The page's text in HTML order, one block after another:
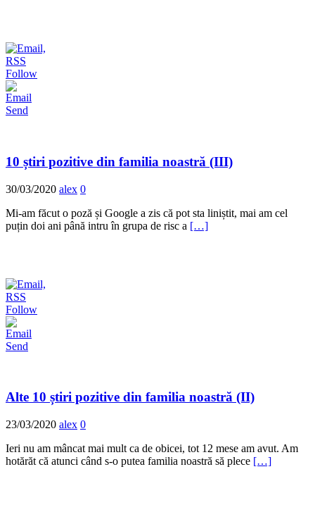
Follow
Send
10 știri pozitive din familia noastră (III)
30/03/2020 alex 0
Mi-am făcut o poză și Google a zis că pot sta liniștit, mai am cel
puțin doi ani până intru în grupa de risc a […]
Follow
Send
Alte 10 știri pozitive din familia noastră (II)
23/03/2020 alex 0
Ieri nu am mâncat mai mult ca de obicei, tot 12 mese am avut. Am
hotărăt că atunci când s-o putea familia noastră să plece […]